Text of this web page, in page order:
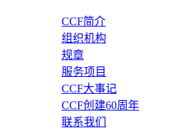
CCF简介
组织机构
规章
服务项目
CCF大事记
CCF创建60周年
联系我们